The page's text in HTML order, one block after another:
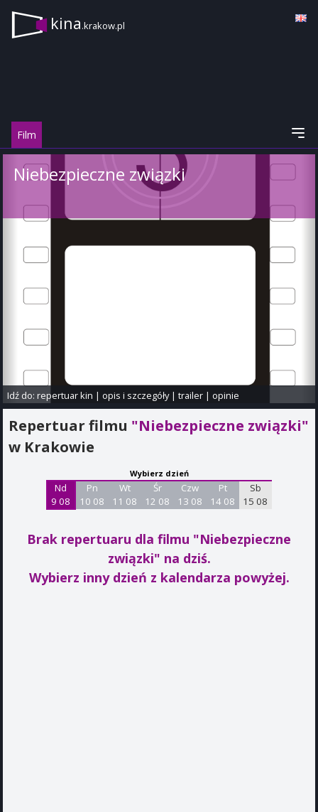
kina.krakow.pl
Film
Niebezpieczne związki
Idź do:repertuar kin |opis i szczegóły|trailer |opinie
Repertuar filmu "Niebezpieczne związki"
w Krakowie
Wybierz dzień
Nd
9 08
Pn
10 08
Wt
11 08
Śr
12 08
Czw
13 08
Pt
14 08
Sb
15 08
Brak repertuaru dla filmu "Niebezpieczne
związki" na dziś.
Wybierz inny dzień z kalendarza powyżej.